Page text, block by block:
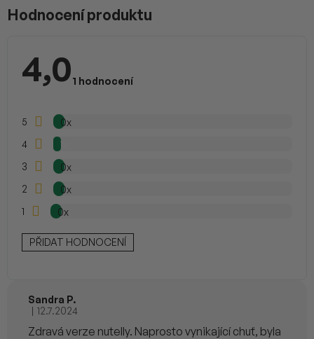
Hodnocení produktu
4,01 hodnocení
5
0x
4
1x
3
0x
2
0x
1
0x
PŘIDAT HODNOCENÍ
i
Sandra P.
Hodnocení produktu je 4 z 5 hvězdiček.
| 12.7.2024
Zdravá verze nutelly. Naprosto vynikající chuť, byla